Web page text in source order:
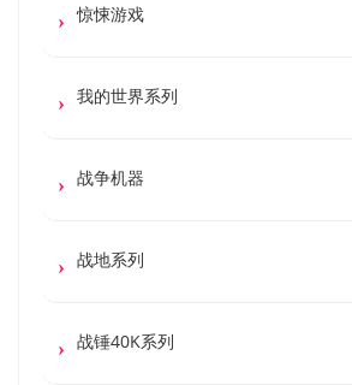
惊悚游戏
我的世界系列
战争机器
战地系列
战锤40K系列